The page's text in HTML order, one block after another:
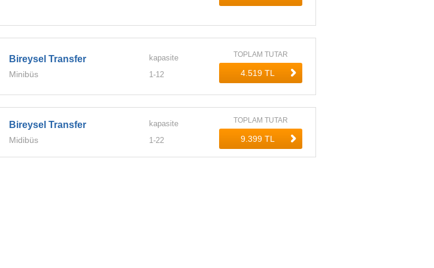
Bireysel Transfer
Minibüs
kapasite
1-12
TOPLAM TUTAR
Bireysel Transfer
Midibüs
kapasite
1-22
TOPLAM TUTAR